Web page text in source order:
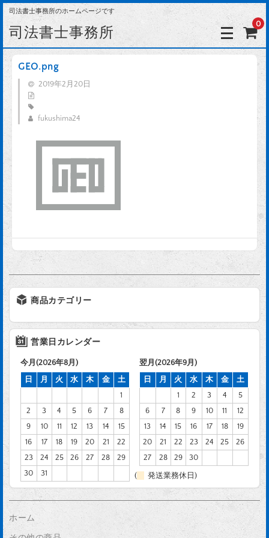
司法書士事務所のホームページです
司法書士事務所 0
GEO.png
2019年2月20日
fukushima24
商品カテゴリー
営業日カレンダー
今月(2026年8月)
日
月 火 水 木 金
土
1
2
3 4 5 6 7
8
9
10 11 12 13 14
15
16
17 18 19 20 21
22
23
24 25 26 27 28
29
30
31
翌月(2026年9月)
日
月 火 水 木 金
土
1
2 3 4
5
6
7 8 9 10 11
12
13
14 15 16 17 18
19
20
21 22 23 24 25
26
27
28 29 30
( 発送業務休日)
ホーム